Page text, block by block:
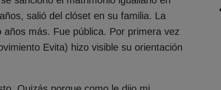
salió del clóset en su familia. La
más. Fue pública. Por primera vez
Evita) hizo visible su orientación